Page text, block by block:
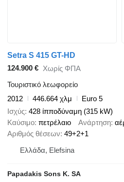
Setra S 415 GT-HD
124.900 € Χωρίς ΦΠΑ
Τουριστικό λεωφορείο
2012
446.664 χλμ
Euro 5
Ισχύς 428 ίπποδύναμη (315 kW)
Καύσιμο πετρέλαιο Ανάρτηση
Αριθμός θέσεων 49+2+1
Ελλάδα, Elefsina
Papadakis Sons K. SA